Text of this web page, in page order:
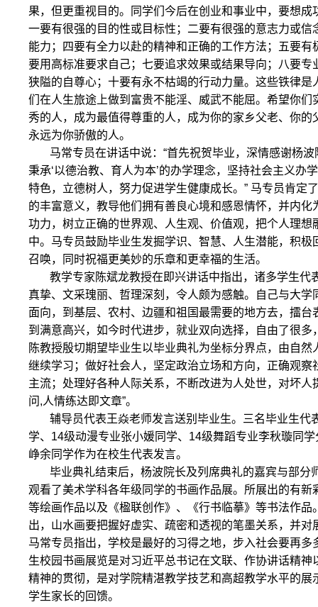
果，但更重视目的。同学们今后在创业和事业中，要想成
一要有很强的目的性或目标性；二要有很强的意志力或信
能力；四要有全力以赴的精神和正确的工作方法；五要有
要用高标准要求自己；七要追求效果或结果导向；八要专
狭隘的自尊心；十要有永不枯竭的行动力量。这些铁律是
们在人生旅途上做到富贵不能淫、威武不能屈。希望你们
秀的人，成为最值得尊重的人，成为你的家乡父老、你的
永远为你骄傲的人。
马常专员在讲话中说：“首先祝贺毕业，深情感谢杨
秉承‘以德治教、育人为本’的办学理念，坚持社会主义办
特色，立德树人，努力促进学生健康成长。” 马专员肯定
的丰富意义，教导他们拥有善良心境和感恩情怀，并内化
功力，树立正确的世界观、人生观、价值观，把个人理想
中。马专员鼓励毕业生发掘学识、智慧、人生潜能，积极
召唤，同时祝福更美妙的乐章和更幸福的生活。
教学专家陈斌龙教授在即兴讲话中指出，诸多学生代
真挚、文采瑰丽、哲理深刻，令人颇为感触。自己与大学
面向，到基层、农村、边疆和祖国最需要的地方去，擂台
到满意高兴，如今时代进步，就业双向选择，自由了很多
陈教授殷切期望毕业生以毕业典礼为坐标分界点，由自
继续学习；做好社会人，坚定政治立场和方向，正确观察
主流；处理好各种人际关系，不断改进为人处世，对坏人
问,人情练达即文章”。
辅导员代表王焱老师发言送别毕业生。三名毕业生代
学、14级动漫专业张小媛同学、14级舞蹈专业李秋璇同
峥余同学作为在校生代表发言。
毕业典礼结束后，杨波院长及列席典礼的嘉宾与部分
观看了美术学科各年级同学的书画作品展。所展出的有新
等绘画作品以及《楹联创作》、《行书临摹》等书法作品
出，山水画要把握好虚实、疏密和透视的笔墨关系，并对
马常专员指出，学校是最好的习得之地，步入社会要再多
生校园书画展览是对习近平总书记在文联、作协讲话精神
精神的贯彻，是对学院精湛教学技艺和高超教学水平的展
学生家长的回馈。